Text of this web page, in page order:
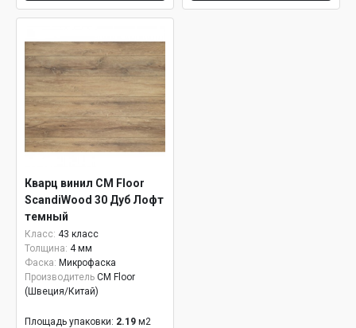
Кварц винил CM Floor
ScandiWood 30 Дуб Лофт
темный
Класс: 43 класс
Толщина: 4 мм
Фаска: Микрофаска
Производитель CM Floor
(Швеция/Китай)
Площадь упаковки: 2.19 м2